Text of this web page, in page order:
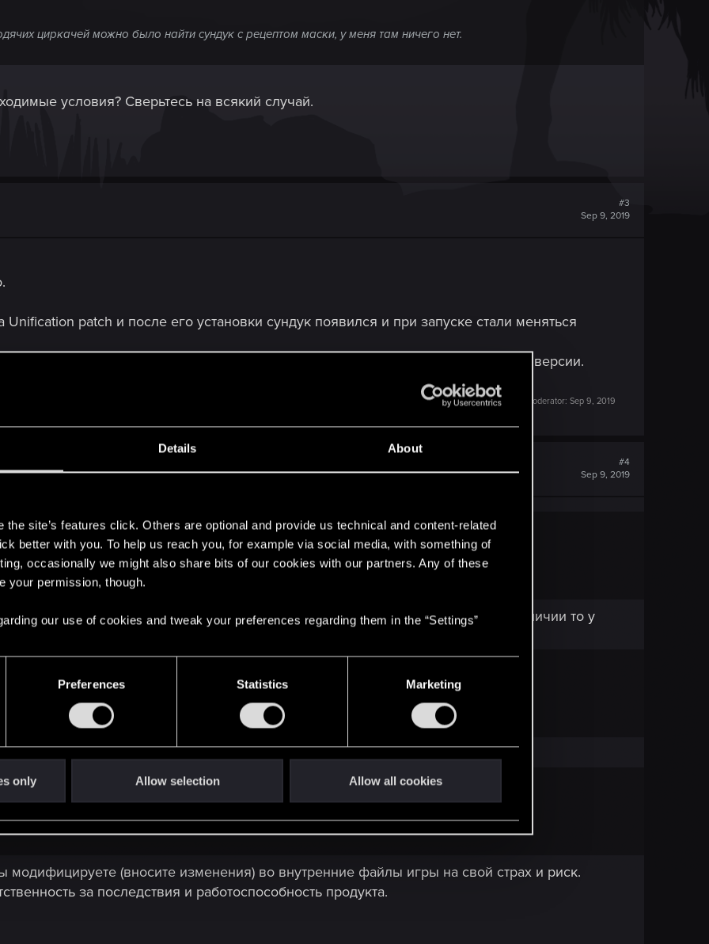
Details About
the site’s features click. Others are optional and provide us technical and content-related
better with you. To help us reach you, for example via social media, with something of
occasionally we might also share bits of our cookies with our partners. Any of these
your permission, though.
our use of cookies and tweak your preferences regarding them in the “Settings”
Preferences Statistics Marketing
only Allow selection Allow all cookies
циркачей можно было найти сундук с рецептом маски, у меня там ничего нет.
условия? Сверьтесь на всякий случай.
#3
Sep 9, 2019
Unification patch и после его установки сундук появился и при запуске стали меняться
проблема, либо у всех кто покупал саму игру и Expansion Pass вместо готи версии.
там просто нельзя его купить так как у меня есть все длц.
Last edited by a moderator: Sep 9, 2019
#4
Sep 9, 2019
TW3 и 2 дополнения - "Кровь и вино" плюс "Каменные сердца". Если они в наличии то у
с тем что вы давно не играли (2016г) и пропустили официальные патчи.
модифицируете (вносите изменения) во внутренние файлы игры на свой страх и риск.
за последствия и работоспособность продукта.